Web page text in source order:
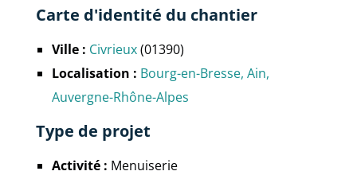
Carte d'identité du chantier
Ville : Civrieux(01390)
Localisation : Bourg-en-Bresse Ain
Auvergne-Rhône-Alpes
Type de projet
Activité : Menuiserie